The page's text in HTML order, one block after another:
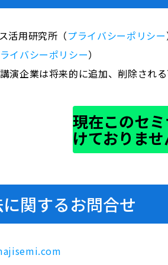
活用研究所（プライバシーポリシー
イバシーポリシー）
演企業は将来的に追加、削除される
現在このセ
けておりませ
関するお問合せ